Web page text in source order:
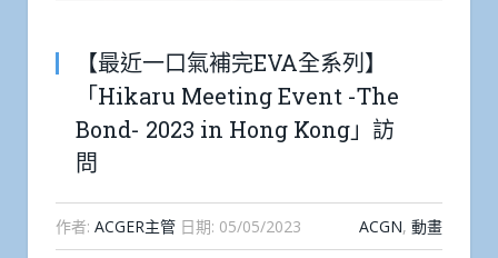
【最近一口氣補完EVA全系列】
「Hikaru Meeting Event -The
Bond- 2023 in Hong Kong」訪
問
作者: ACGER主管 日期: 05/05/2023 ACGN, 動畫